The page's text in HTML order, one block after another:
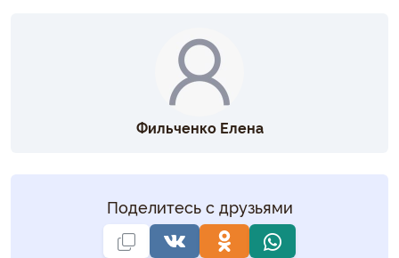
Фильченко Елена
Поделитесь с друзьями